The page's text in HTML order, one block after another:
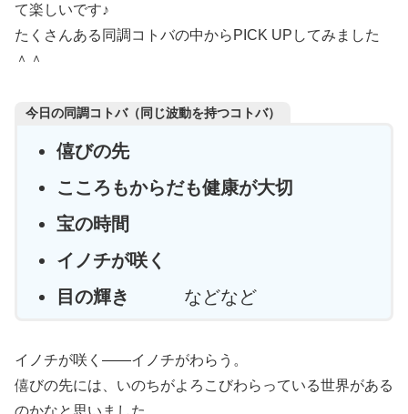
て楽しいです♪
たくさんある同調コトバの中からPICK UPしてみました
＾＾
今日の同調コトバ（同じ波動を持つコトバ）
僖びの先
こころもからだも健康が大切
宝の時間
イノチが咲く
目の輝き
などなど
イノチが咲く――イノチがわらう。
僖びの先には、いのちがよろこびわらっている世界がある